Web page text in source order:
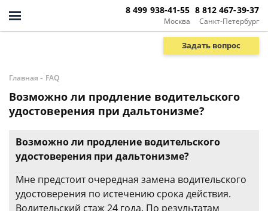
Москва
8 499 938-41-55
Санкт-Петербург
8 812 467-39-37
Задать вопрос
Главная - FAQ
Возможно ли продление водительского
удостоверения при дальтонизме?
Возможно ли продление водительского
удостоверения при дальтонизме?
Мне предстоит очередная замена водительского
удостоверения по истечению срока действия.
Водительский стаж 24 года. По результатам